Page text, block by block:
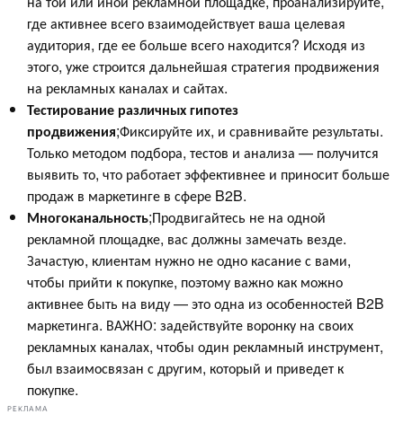
где активнее всего взаимодействует ваша целевая
аудитория, где ее больше всего находится? Исходя из
этого, уже строится дальнейшая стратегия продвижения
на рекламных каналах и сайтах.
Тестирование различных гипотез
продвижения;Фиксируйте их, и сравнивайте результаты.
Только методом подбора, тестов и анализа — получится
выявить то, что работает эффективнее и приносит больше
продаж в маркетинге в сфере B2B.
Многоканальность;Продвигайтесь не на одной
рекламной площадке, вас должны замечать везде.
Зачастую, клиентам нужно не одно касание с вами,
чтобы прийти к покупке, поэтому важно как можно
активнее быть на виду — это одна из особенностей B2B
маркетинга. ВАЖНО: задействуйте воронку на своих
рекламных каналах, чтобы один рекламный инструмент,
был взаимосвязан с другим, который и приведет к
покупке.
РЕКЛАМА